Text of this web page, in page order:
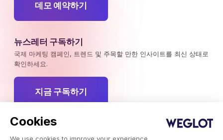
Cookies
데모 예약하기
뉴스레터 구독하기
국제 마케팅 캠페인, 트렌드 및 주목할 만한 인사이트를 최신 상태로
확인하세요.
지금 구독하기